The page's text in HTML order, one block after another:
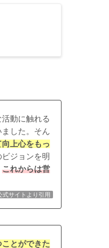
動に触れる
した。そん
上心をもっ
ジョンを明
これからは営
式サイトより引用
とができた